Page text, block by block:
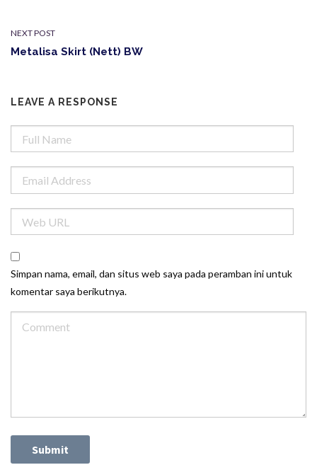
NEXT POST
Metalisa Skirt (Nett) BW
LEAVE A RESPONSE
Simpan nama, email, dan situs web saya pada peramban ini untuk
komentar saya berikutnya.